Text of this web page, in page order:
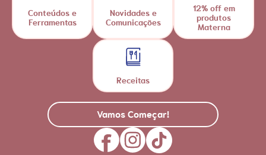
Conteúdos e
Ferramentas
Novidades e
Comunicações
12% off em
produtos
Materna
Receitas
Vamos Começar!